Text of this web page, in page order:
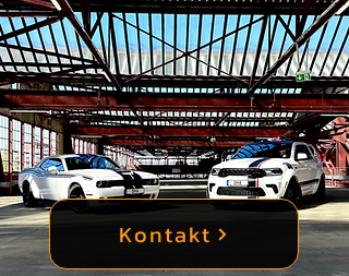
Kontakt